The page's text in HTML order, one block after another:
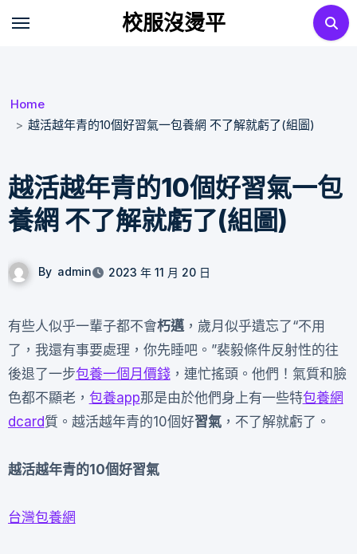
校服沒燙平
Home
越活越年青的10個好習氣一包養網 不了解就虧了(組圖)
越活越年青的10個好習氣一包
養網 不了解就虧了(組圖)
By admin 2023 年 11 月 20 日
有些人似乎一輩子都不會朽邁，歲月似乎遺忘了“不用
了，我還有事要處理，你先睡吧。”裴毅條件反射性的往
後退了一步包養一個月價錢，連忙搖頭。他們！氣質和臉
色都不顯老， 包養app那是由於他們身上有一些特包養網
dcard質。越活越年青的10個好習氣，不了解就虧了。
越活越年青的10個好習氣
台灣包養網